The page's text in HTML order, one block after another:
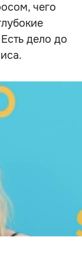
чего
дело до